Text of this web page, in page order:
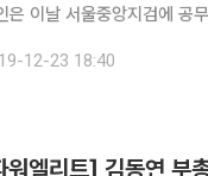
은 이날 서울중앙지검에 공
고 서울시 25개구를 방문해
12-23 18:40